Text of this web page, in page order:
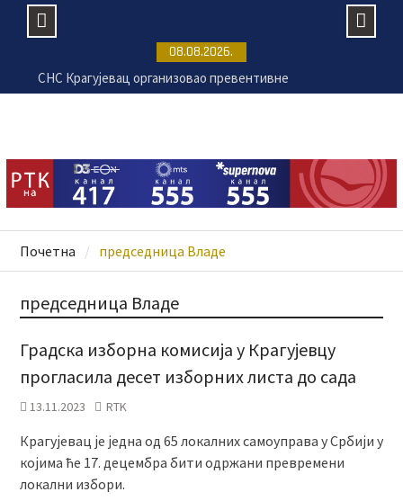
content
08.08.2026.
СНС Крагујевац организовао превентивне
прегледе на Ђачком тргу
Раднички против Земуна без публике на „Чика
Дачи“
Безбедност на купалиштима почиње од
Почетна председница Владе
председница Владе
Градска изборна комисија у Крагујевцу
прогласила десет изборних листа до сада
13.11.2023 RTK
Крагујевац је једна од 65 локалних самоуправа у Србији у
којима ће 17. децембра бити одржани превремени
локални избори.